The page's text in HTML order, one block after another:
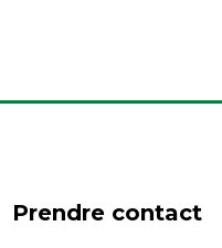
Prendre contact